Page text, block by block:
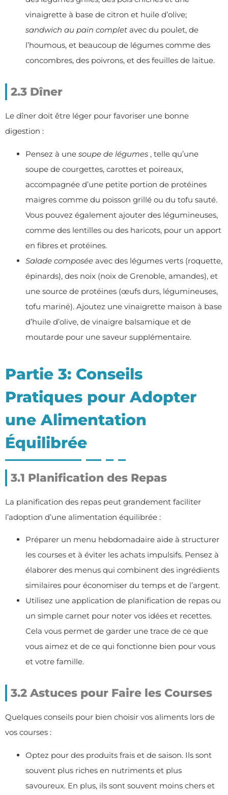
vinaigrette à base de citron et huile d’olive;
sandwich au pain complet avec du poulet, de
l’houmous, et beaucoup de légumes comme des
concombres, des poivrons, et des feuilles de laitue.
2.3 Dîner
Le dîner doit être léger pour favoriser une bonne
digestion :
Pensez à une soupe de légumes , telle qu’une
soupe de courgettes, carottes et poireaux,
accompagnée d’une petite portion de protéines
maigres comme du poisson grillé ou du tofu sauté.
Vous pouvez également ajouter des légumineuses,
comme des lentilles ou des haricots, pour un apport
en fibres et protéines.
Salade composée avec des légumes verts (roquette,
épinards), des noix (noix de Grenoble, amandes), et
une source de protéines (œufs durs, légumineuses,
tofu mariné). Ajoutez une vinaigrette maison à base
d’huile d’olive, de vinaigre balsamique et de
moutarde pour une saveur supplémentaire.
Partie 3: Conseils
Pratiques pour Adopter
une Alimentation
Équilibrée
3.1 Planification des Repas
La planification des repas peut grandement faciliter
l’adoption d’une alimentation équilibrée :
Préparer un menu hebdomadaire aide à structurer
les courses et à éviter les achats impulsifs. Pensez à
élaborer des menus qui combinent des ingrédients
similaires pour économiser du temps et de l’argent.
Utilisez une application de planification de repas ou
un simple carnet pour noter vos idées et recettes.
Cela vous permet de garder une trace de ce que
vous aimez et de ce qui fonctionne bien pour vous
et votre famille.
3.2 Astuces pour Faire les Courses
Quelques conseils pour bien choisir vos aliments lors de
vos courses :
Optez pour des produits frais et de saison. Ils sont
souvent plus riches en nutriments et plus
savoureux. En plus, ils sont souvent moins chers et